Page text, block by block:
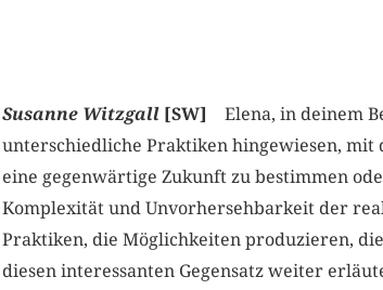
Susanne Witzgall[SW] Elena, in deinem
unterschiedliche Praktiken hingewiesen, mit
eine gegenwärtige Zukunft zu bestimmen
Komplexität und Unvorhersehbarkeit der
Praktiken, die Möglichkeiten produzieren,
diesen interessanten Gegensatz weiter